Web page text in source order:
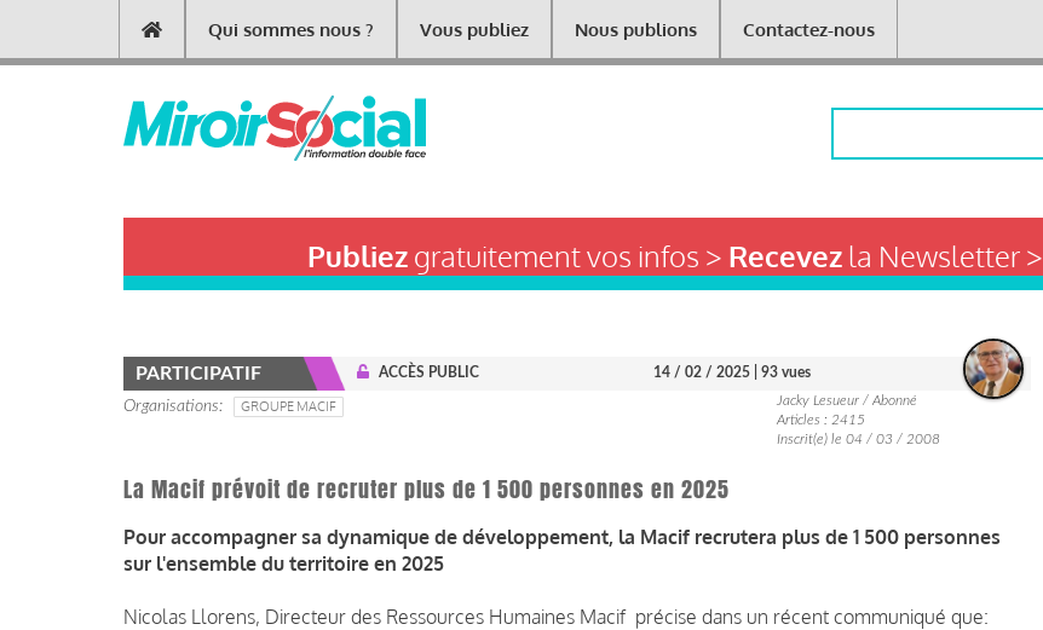
contenu
Main
navigation
Qui sommes nous ? Vous publiez Nous publions Contactez-nous
Publiezgratuitement vos infos > Recevezla Newsletter >
PARTICIPATIF ACCÈS PUBLIC 14 / 02 / 2025 | 93 vues
Organisations GROUPE MACIF
Jacky Lesueur / Abonné
Articles : 2415
Inscrit(e) le 04 / 03 / 2008
La Macif prévoit de recruter plus de 1 500 personnes en 2025
Pour accompagner sa dynamique de développement, la Macif recrutera plus de 1 500 personnes
sur l'ensemble du territoire en 2025
Nicolas Llorens, Directeur des Ressources Humaines Macif précise dans un récent communiqué que: